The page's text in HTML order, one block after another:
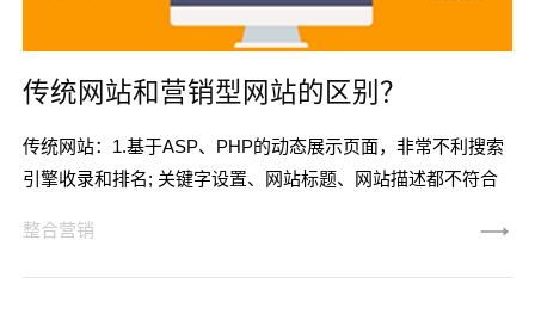
传统网站和营销型网站的区别？
传统网站：1.基于ASP、PHP的动态展示页面，非常不利搜索
引擎收录和排名; 关键字设置、网站标题、网站描述都不符合
无法获得好的搜索引擎检索。3.网站代码过多导致网页大小超
标,影响速度与搜索引擎;网站数据更新不及时,页面导致长期没
整合营销